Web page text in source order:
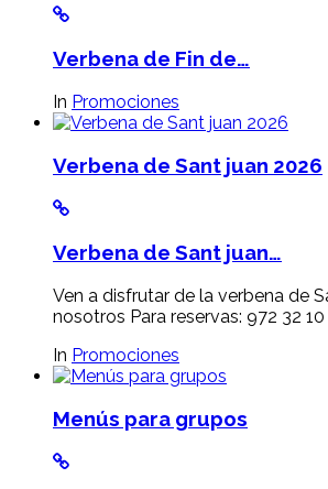
Verbena de Fin de…
In Promociones
Verbena de Sant juan 2026
Verbena de Sant juan…
Ven a disfrutar de la verbena de
nosotros Para reservas: 972 32
In Promociones
Menús para grupos